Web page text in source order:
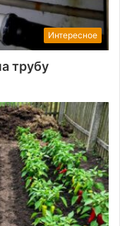
Интересное
трубу